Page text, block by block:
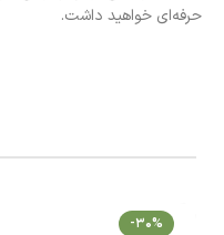
حرفه‌ای خواهید داشت.
-30%